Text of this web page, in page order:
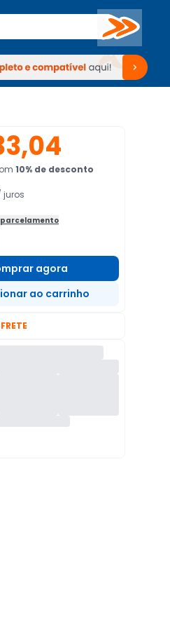
Buscar
Periféricos TV Venda no KaBuM!
TV Venda no KaBuM!
10% de desconto
juros
parcelamento
agora
ao carrinho